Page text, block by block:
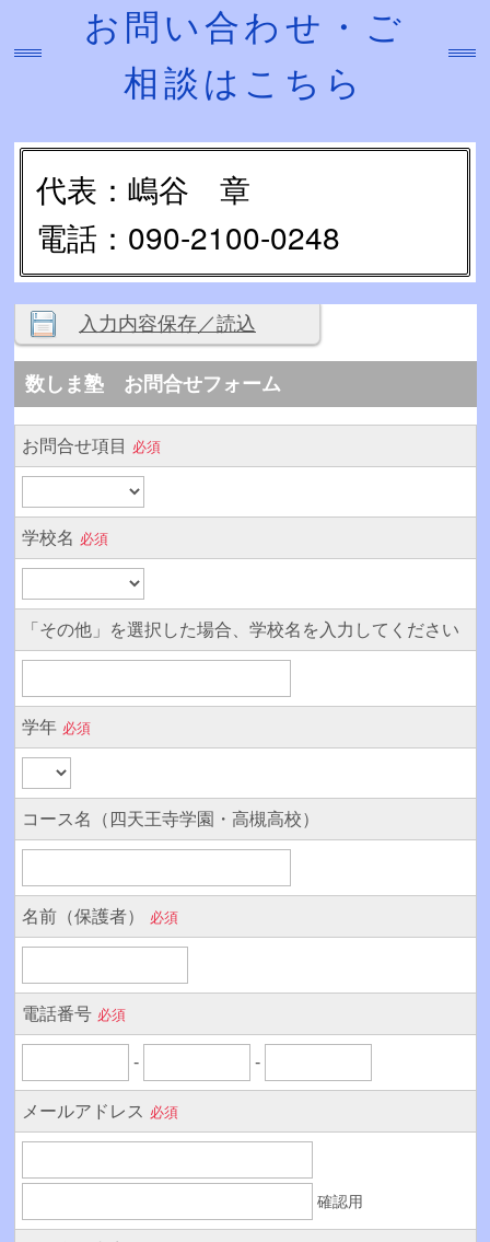
お問い合わせ・ご
相談はこちら
代表：嶋谷 章
電話：090-2100-0248